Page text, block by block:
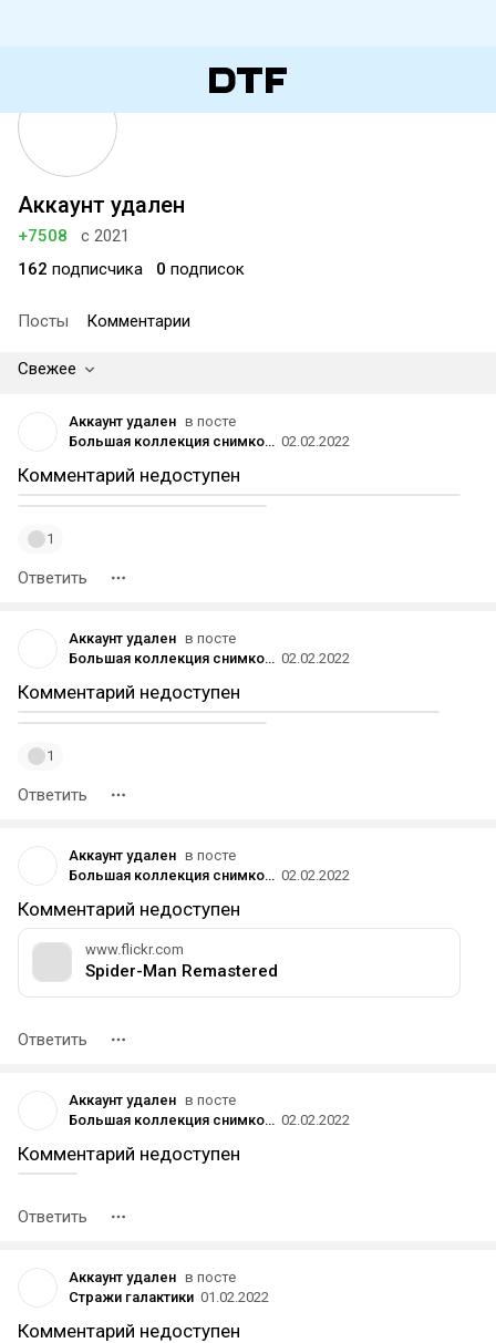
Аккаунт удален
+7508
с 2021
162 подписчика 0 подписок
Посты Комментарии
Свежее
Аккаунт удален в посте
Большая коллекция снимков Человека-паука 🕷 02.02.2022
Комментарий недоступен
1
Ответить
Аккаунт удален в посте
Большая коллекция снимков Человека-паука 🕷 02.02.2022
Комментарий недоступен
1
Ответить
Аккаунт удален в посте
Большая коллекция снимков Человека-паука 🕷 02.02.2022
Комментарий недоступен
www.flickr.com
Spider-Man Remastered
Ответить
Аккаунт удален в посте
Большая коллекция снимков Человека-паука 🕷 02.02.2022
Комментарий недоступен
Ответить
Аккаунт удален в посте
Стражи галактики 01.02.2022
Комментарий недоступен